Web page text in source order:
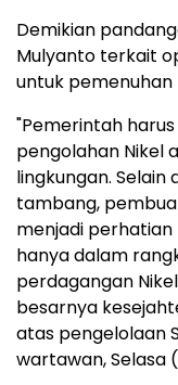
Demikian
Mulyanto terkait
untuk pemenuhan
"Pemerintah
pengolahan Nikel
lingkungan.
tambang,
menjadi
hanya dalam
perdagangan
besarnya
atas pengelolaan
wartawan, Selasa